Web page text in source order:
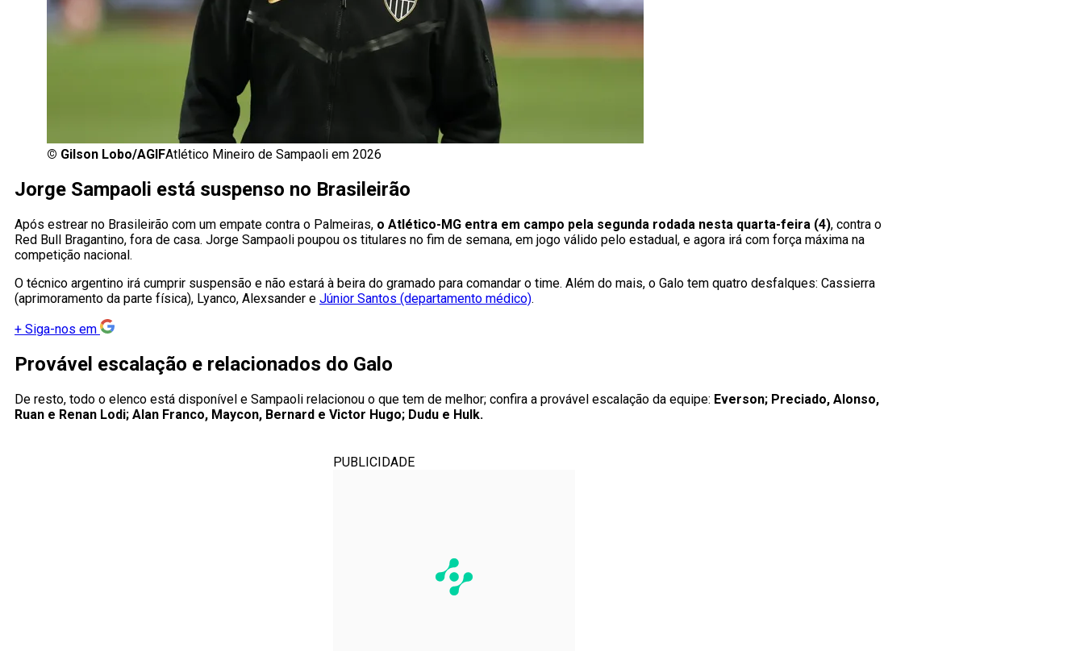
© Gilson Lobo/AGIFAtlético Mineiro de Sampaoli em 2026
Jorge Sampaoli está suspenso no Brasileirão
Após estrear no Brasileirão com um empate contra o Palmeiras, o Atlético-MG entra em campo pela segunda rodada nesta quarta-feira (4), contra o
Red Bull Bragantino, fora de casa. Jorge Sampaoli poupou os titulares no fim de semana, em jogo válido pelo estadual, e agora irá com força máxima na
competição nacional.
O técnico argentino irá cumprir suspensão e não estará à beira do gramado para comandar o time. Além do mais, o Galo tem quatro desfalques: Cassierra
(aprimoramento da parte física), Lyanco, Alexsander e Júnior Santos (departamento médico).
+ Siga-nos em
Provável escalação e relacionados do Galo
De resto, todo o elenco está disponível e Sampaoli relacionou o que tem de melhor; confira a provável escalação da equipe: Everson; Preciado, Alonso,
Ruan e Renan Lodi; Alan Franco, Maycon, Bernard e Victor Hugo; Dudu e Hulk.
PUBLICIDADE